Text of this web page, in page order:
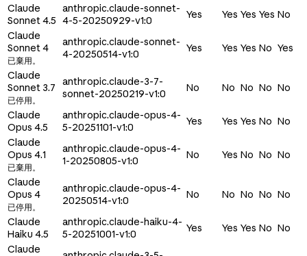
Claude
Sonnet 4.5
anthropic.claude-sonnet-
4-5-20250929-v1:0
Yes Yes Yes Yes No
Claude
Sonnet 4
已棄用。
anthropic.claude-sonnet-
4-20250514-v1:0
Yes Yes Yes No Yes
Claude
Sonnet 3.7
已停用。
anthropic.claude-3-7-
sonnet-20250219-v1:0
No No No No No
Claude
Opus 4.5
anthropic.claude-opus-4-
5-20251101-v1:0
Yes Yes Yes No No
Claude
Opus 4.1
已棄用。
anthropic.claude-opus-4-
1-20250805-v1:0
No Yes No No No
Claude
Opus 4
已停用。
anthropic.claude-opus-4-
20250514-v1:0
No No No No No
Claude
Haiku 4.5
anthropic.claude-haiku-4-
5-20251001-v1:0
Yes Yes Yes No No
Claude